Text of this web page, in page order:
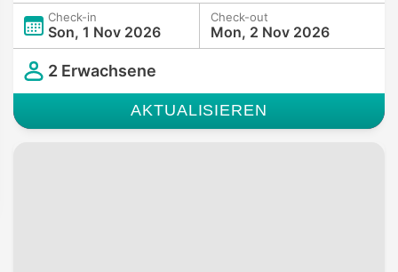
Check-in
Son, 1 Nov 2026
Check-out
Mon, 2 Nov 2026
2 Erwachsene
AKTUALISIEREN